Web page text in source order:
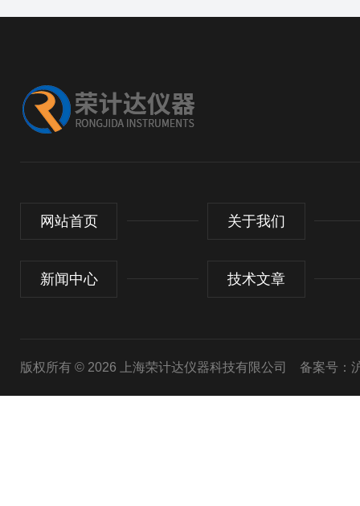
网站首页 关于我们
新闻中心 技术文章
版权所有 © 2026 上海荣计达仪器科技有限公司 备案号：